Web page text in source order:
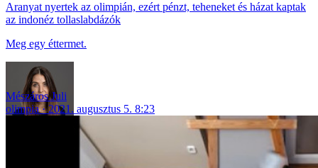
Aranyat nyertek az olimpián, ezért pénzt, teheneket és házat kaptak
az indonéz tollaslabdázók
Meg egy éttermet.
Mészáros Juli
olimpia
2021. augusztus 5. 8:23